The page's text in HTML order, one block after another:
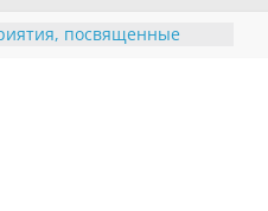
посвященные